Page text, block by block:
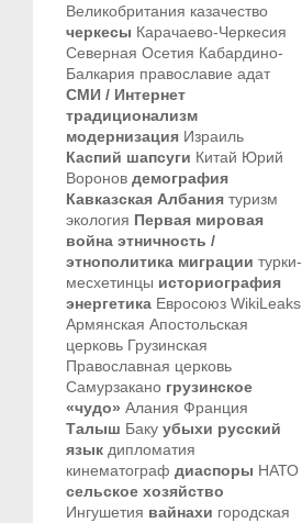
Великобритания казачество
черкесы Карачаево-Черкесия
Северная Осетия Кабардино-
Балкария православие адат
СМИ / Интернет
традиционализм
модернизация Израиль
Каспий шапсуги Китай Юрий
Воронов демография
Кавказская Албания туризм
экология Первая мировая
война этничность /
этнополитика миграции турки-
месхетинцы историография
энергетика Евросоюз WikiLeaks
Армянская Апостольская
церковь Грузинская
Православная церковь
Самурзакано грузинское
«чудо» Алания Франция
Талыш Баку убыхи русский
язык дипломатия
кинематограф диаспоры НАТО
сельское хозяйство
Ингушетия вайнахи городская